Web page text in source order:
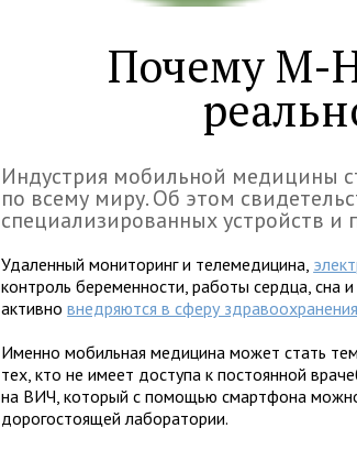
Почему М-
Индустрия мобильной медицины
по всему миру. Об этом
специализированных устройств и
Удаленный мониторинг и телемедицина,
контроль беременности, работы сердца, сна
активновнедряются в сферу
Именно мобильная медицина может стать
тех, кто не имеет доступа к постоянной
на ВИЧ, который с помощью смартфона
дорогостоящей лаборатории.